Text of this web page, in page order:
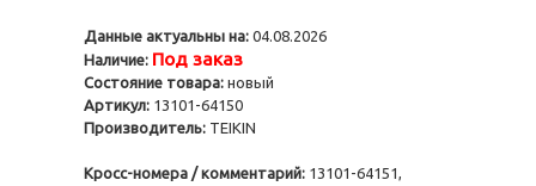
Данные актуальны на: 04.08.2026
Наличие: Под заказ
Состояние товара: новый
Артикул: 13101-64150
Производитель: TEIKIN
Кросс-номера / комментарий: 13101-64151,